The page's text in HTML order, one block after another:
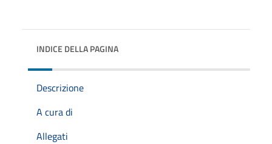
INDICE DELLA PAGINA
Descrizione
A cura di
Allegati